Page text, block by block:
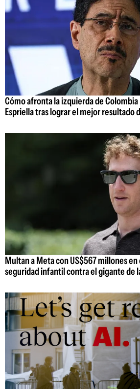
Cómo afronta la izquierda de Colombia
Espriella tras lograr el mejor resultado
Multan a Meta con US$567 millones
seguridad infantil contra el gigante de